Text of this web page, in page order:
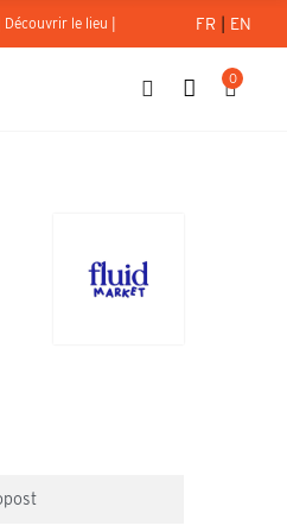
| Découvrir le lieu | FR | EN
0